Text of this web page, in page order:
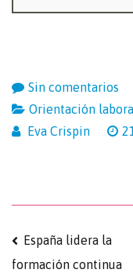
Sin comentarios
Orientación
Eva Crispin
España lidera la
formación continua